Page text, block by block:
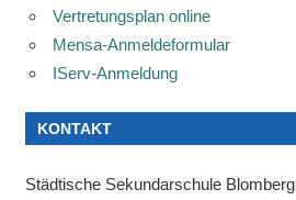
Vertretungsplan online
Mensa-Anmeldeformular
IServ-Anmeldung
KONTAKT
Städtische Sekundarschule Blomberg